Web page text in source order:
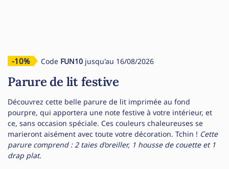
-10% Code FUN10 jusqu'au 16/08/2026
Parure de lit festive
Découvrez cette belle parure de lit imprimée au fond
pourpre, qui apportera une note festive à votre intérieur, et
ce, sans occasion spéciale. Ces couleurs chaleureuses se
marieront aisément avec toute votre décoration. Tchin ! Cette
parure comprend : 2 taies d’oreiller, 1 housse de couette et 1
drap plat.